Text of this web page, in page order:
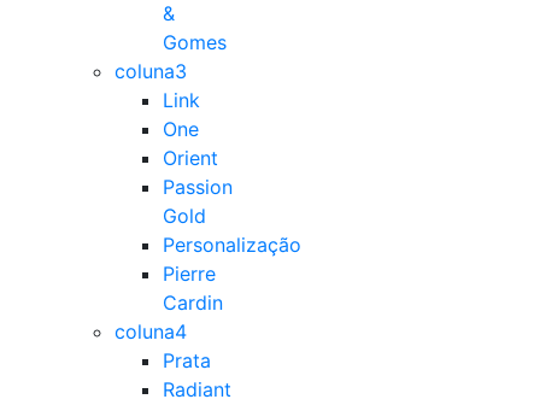
&
Gomes
coluna3
Link
One
Orient
Passion
Gold
Personalização
Pierre
Cardin
coluna4
Prata
Radiant